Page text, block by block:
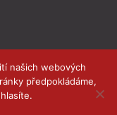
našich webových
předpokládáme,